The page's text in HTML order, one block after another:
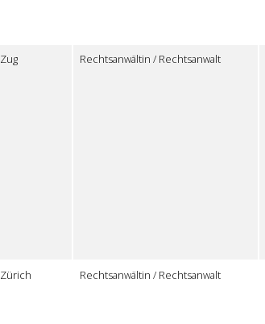
Zug Rechtsanwältin / Rechtsanwalt
Zürich Rechtsanwältin / Rechtsanwalt